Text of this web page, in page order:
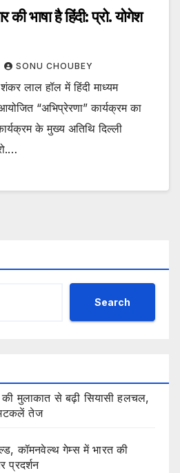
भाषा है हिंदी: प्रो. योगेश
SONU CHOUBEY
लाल हॉल में हिंदी माध्यम
आयोजित “अभिप्रेरणा” कार्यक्रम का
के मुख्य अतिथि दिल्ली
Search
मुलाकात से बढ़ी सियासी हलचल,
अटकलें तेज
कॉमनवेल्थ गेम्स में भारत की
प्रदर्शन